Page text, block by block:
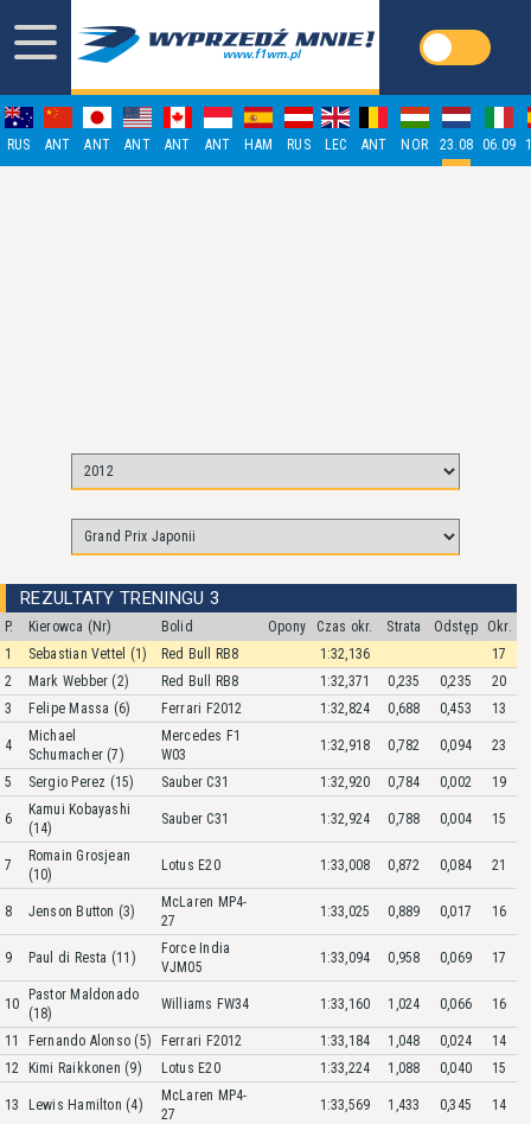
RUS ANT ANT ANT ANT ANT HAM RUS LEC ANT NOR 23.08 06.09
REZULTATY TRENINGU 3
P. Kierowca (Nr) Bolid Opony Czas okr. Strata Odstęp
Okr.
1
Sebastian Vettel (1) Red Bull RB8 1:32,136
17
2
Mark Webber (2) Red Bull RB8 1:32,371 0,235 0,235
20
3
Felipe Massa (6) Ferrari F2012 1:32,824 0,688 0,453 13
4
Michael
Schumacher (7)
Mercedes F1
W03
1:32,918 0,782 0,094 23
5 Sergio Perez (15) Sauber C31 1:32,920 0,784 0,002 19
6
Kamui Kobayashi
(14)
Sauber C31 1:32,924 0,788 0,004 15
7
Romain Grosjean
(10)
Lotus E20 1:33,008 0,872 0,084 21
8 Jenson Button (3)
McLaren MP4-
27
1:33,025 0,889 0,017 16
9 Paul di Resta (11)
Force India
VJM05
1:33,094 0,958 0,069 17
10
Pastor Maldonado
(18)
Williams FW34 1:33,160 1,024 0,066 16
11 Fernando Alonso (5) Ferrari F2012 1:33,184 1,048 0,024
14
12
Kimi Raikkonen (9) Lotus E20 1:33,224 1,088 0,040 15
13 Lewis Hamilton (4)
McLaren MP4-
27
1:33,569 1,433 0,345 14